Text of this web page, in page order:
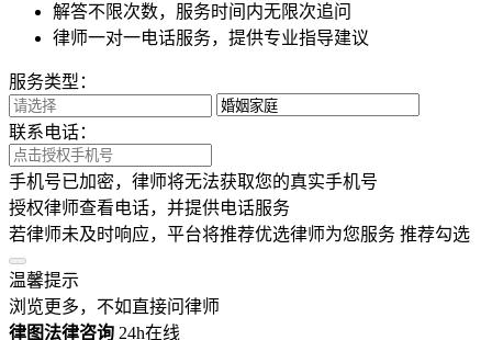
解答不限次数，服务时间内无限次追问
律师一对一电话服务，提供专业指导建议
服务类型：
联系电话：
手机号已加密，律师将无法获取您的真实手机号
授权律师查看电话，并提供电话服务
若律师未及时响应，平台将推荐优选律师为您服务 推荐勾选
温馨提示
浏览更多，不如直接问律师
律图法律咨询 24h在线